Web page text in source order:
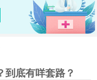
到底有咩套路？